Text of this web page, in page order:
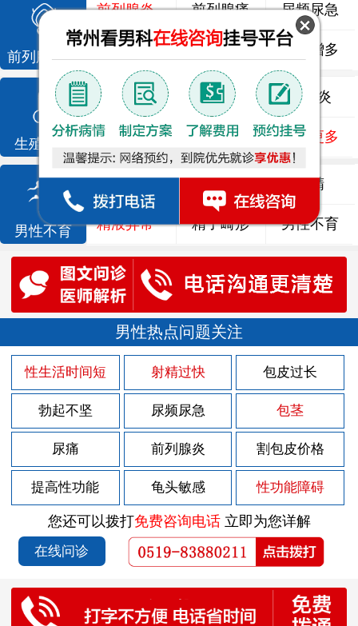
前列腺疾病
前列腺炎 前列腺痛 尿频尿急
前列腺增生 排尿不畅 夜尿增多
生殖感染
龟头炎 睾丸炎 尿道炎
尿相关 泌尿感染 了解更多
男性不育
死精 少精 弱精
精液异常 精子畸形 男性不育
男性热点问题关注
性生活时间短 射精过快 包皮过长
勃起不坚 尿频尿急 包茎
尿痛 前列腺炎 割包皮价格
提高性功能 龟头敏感 性功能障碍
您还可以拨打免费咨询电话立即为您详解
在线问诊